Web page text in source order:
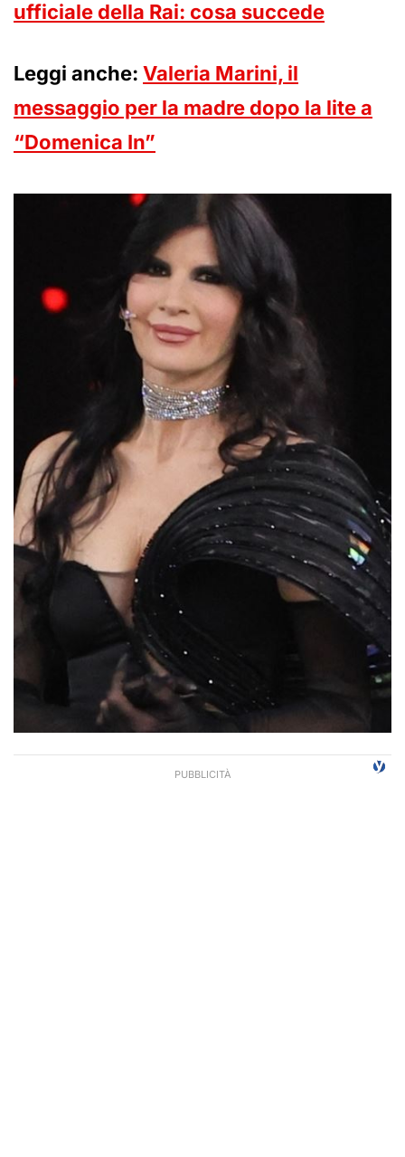
ufficiale della Rai: cosa succede
Leggi anche: Valeria Marini, il
messaggio per la madre dopo la lite a
“Domenica In”